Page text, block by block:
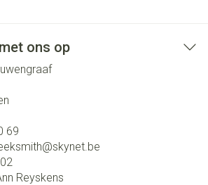
ons op
69
skynet.be
Reyskens